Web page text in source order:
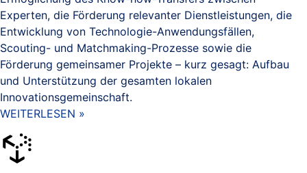
Experten, die Förderung relevanter Dienstleistungen, die
Entwicklung von Technologie-Anwendungsfällen,
Scouting- und Matchmaking-Prozesse sowie die
Förderung gemeinsamer Projekte – kurz gesagt: Aufbau
und Unterstützung der gesamten lokalen
Innovationsgemeinschaft.
WEITERLESEN »